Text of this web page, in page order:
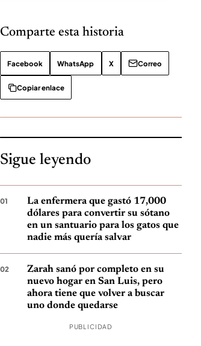
Comparte esta historia
Facebook WhatsApp X Correo
Copiar enlace
Sigue leyendo
La enfermera que gastó 17,000
dólares para convertir su sótano
en un santuario para los gatos que
nadie más quería salvar
Zarah sanó por completo en su
nuevo hogar en San Luis, pero
ahora tiene que volver a buscar
uno donde quedarse
PUBLICIDAD